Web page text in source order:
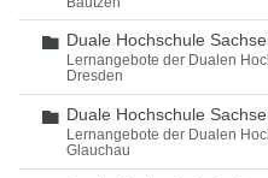
Ordner
Duale Hochschule
Lernangebote der Dualen
Dresden
Ordner
Duale Hochschule
Lernangebote der Dualen
Glauchau